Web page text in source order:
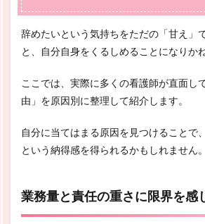
辞めたいという気持ちをただの「甘え」
と、自分自身をくるしめることになりか
ここでは、実際に多くの看護師が直面し
由」を原因別に整理して紹介します。
自分に当てはまる原因を見つけることで
という納得感を得られるかもしれません。
業務量と責任の重さに限界を感